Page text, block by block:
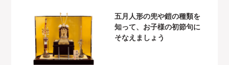
五月人形の兜や鎧の種類を
知って、お子様の初節句に
そなえましょう